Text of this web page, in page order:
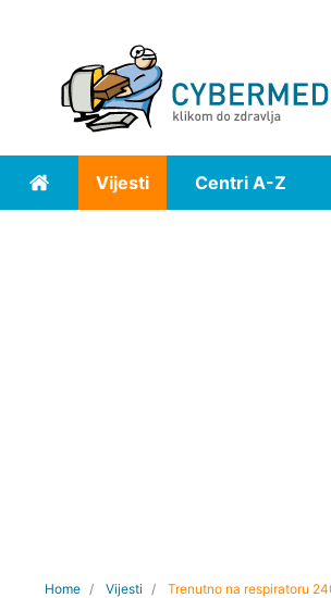
Home Vijesti Centri A-Z
Home Vijesti Trenutno na respiratoru